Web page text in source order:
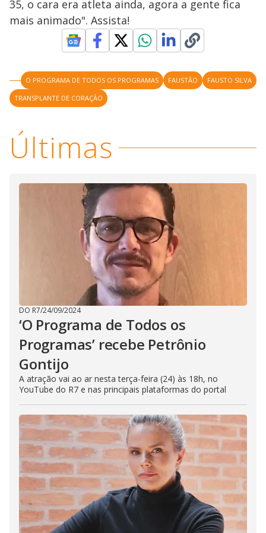
y
V
i
e
o
M
u
35, o cara era atleta ainda, agora a gente fica
mais animado". Assista!
O PROGRAMA DE TODOS OS PROGRAMAS FAUSTÃO
FAUSTO SILVA
TRANSPLANTE DE CORAÇÃO
Últimas
DO R7/24/09/2024
‘O Programa de Todos os
Programas’ recebe Petrônio
Gontijo
A atração vai ao ar nesta terça-feira (24) às 18h, no
YouTube do R7 e nas principais plataformas do portal